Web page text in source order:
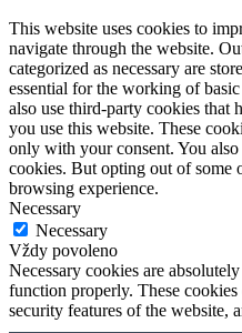
This website uses cookies to
navigate through the website.
categorized as necessary are
essential for the working of
also use third-party cookies that
you use this website. These
only with your consent. You
cookies. But opting out of some
browsing experience.
Necessary
Necessary
Vždy povoleno
Necessary cookies are
function properly. These
security features of the website,